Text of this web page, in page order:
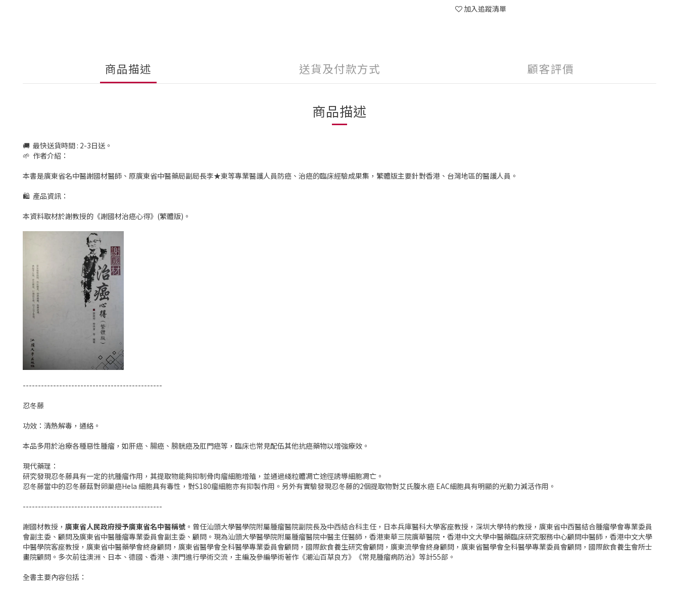
加入追蹤清單
商品描述 送貨及付款方式 顧客評價
商品描述
🚚 最快送貨時間 : 2-3日送。
🌱 作者介紹：
本書是廣東省名中醫謝國材醫師、原廣東省中醫藥局副局長李★東等專業醫護人員防癌、治癌的臨床經驗成果集，繁體版主要針對香港、台灣地區的醫護人員。
🛍 產品資訊：
本資料取材於謝教授的《謝國材治癌心得》(繁體版)。
----------------------------------------------
忍冬藤
功效：清熱解毒，通絡。
本品多用於治療各種惡性腫瘤，如肝癌、腸癌、膀胱癌及肛門癌等，臨床也常見配伍其他抗癌藥物以增強療效。
現代藥理：
研究發現忍冬藤具有一定的抗腫瘤作用，其提取物能夠抑制骨肉瘤細胞增殖，並通過綫粒體凋亡途徑誘導細胞凋亡。
忍冬藤當中的忍冬藤菇對卵巢癌Hela 細胞具有毒性，對S180瘤細胞亦有抑製作用。另外有實驗發現忍冬藤的2個提取物對艾氏腹水癌 EAC細胞具有明顯的光動力減活作用。
----------------------------------------------
謝國材教授， 廣東省人民政府授予廣東省名中醫稱號 。曾任汕頭大學醫學院附屬腫瘤醫院副院長及中西結合科主任，日本兵庫醫科大學客座教授，深圳大學特約教授，廣東省中西醫結合腫瘤學會專業委員
會副主委、顧問及廣東省中醫腫瘤專業委員會副主委、顧問。現為汕頭大學醫學院附屬腫瘤醫院中醫主任醫師，香港東華三院廣華醫院·香港中文大學中醫藥臨床研究服務中心顧問中醫師，香港中文大學
中醫學院客座教授，廣東省中醫藥學會終身顧問，廣東省醫學會全科醫學專業委員會顧問，國際飲食養生研究會顧問，廣東流學會終身顧問，廣東省醫學會全科醫學專業委員會顧問，國際飲食養生會所士
畫院顧問。多次前往澳洲、日本、德國、香港、澳門進行學術交流，主編及參編學術著作《潮汕百草良方》《常見腫瘤病防治》等計55部。
全書主要內容包括：